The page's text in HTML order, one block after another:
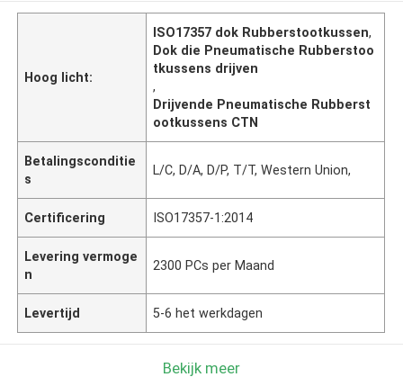
Hoog licht:
ISO17357 dok Rubberstootkussen,
Dok die Pneumatische Rubberstoo
tkussens drijven
,
Drijvende Pneumatische Rubberst
ootkussens CTN
Betalingsconditie
s
L/C, D/A, D/P, T/T, Western Union,
Certificering ISO17357-1:2014
Levering vermoge
n
2300 PCs per Maand
Levertijd 5-6 het werkdagen
Bekijk meer